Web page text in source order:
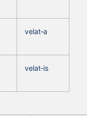
velat‑a
velat‑is